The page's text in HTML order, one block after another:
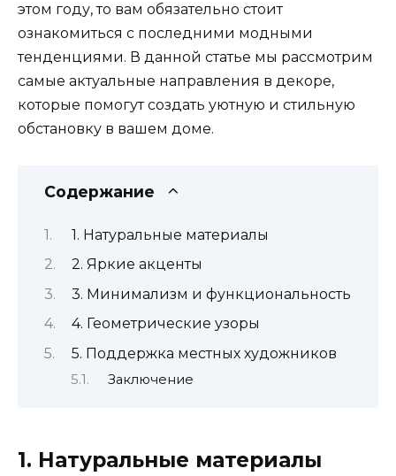
этом году, то вам обязательно стоит
ознакомиться с последними модными
тенденциями. В данной статье мы рассмотрим
самые актуальные направления в декоре,
которые помогут создать уютную и стильную
обстановку в вашем доме.
Содержание
1. Натуральные материалы
2. Яркие акценты
3. Минимализм и функциональность
4. Геометрические узоры
5. Поддержка местных художников
Заключение
1. Натуральные материалы